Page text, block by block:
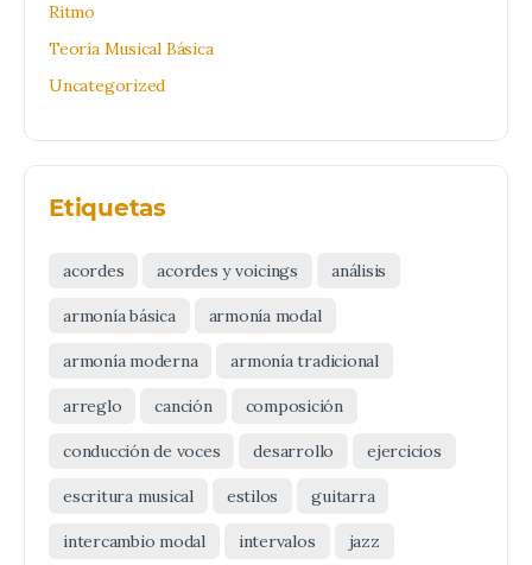
Ritmo
Teoría Musical Básica
Uncategorized
Etiquetas
acordes acordes y voicings análisis
armonía básica armonía modal
armonía moderna armonía tradicional
arreglo canción composición
conducción de voces desarrollo ejercicios
escritura musical estilos guitarra
intercambio modal intervalos jazz